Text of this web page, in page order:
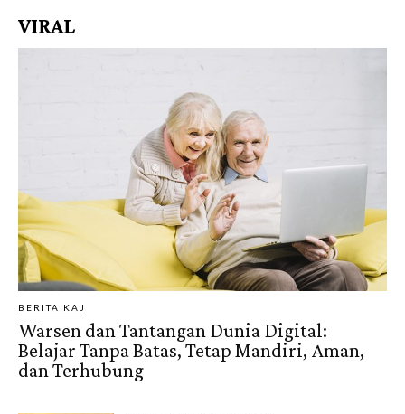
VIRAL
BERITA KAJ
Warsen dan Tantangan Dunia Digital:
Belajar Tanpa Batas, Tetap Mandiri, Aman,
dan Terhubung